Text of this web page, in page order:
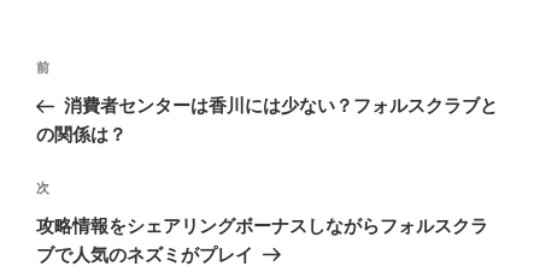
投
ナ
ゲ
ー
シ
前
の
投
前
消費者センターは香川には少ない？フォルスクラブと
の関係は？
次
の
投
次
攻略情報をシェアリングボーナスしながらフォルスクラ
ブで人気のネズミがプレイ